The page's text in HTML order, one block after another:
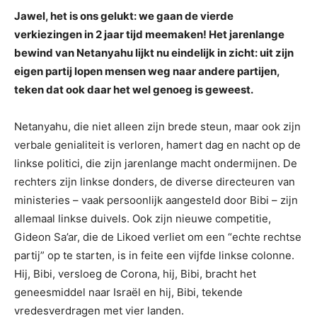
Jawel, het is ons gelukt: we gaan de vierde
verkiezingen in 2 jaar tijd meemaken! Het jarenlange
bewind van Netanyahu lijkt nu eindelijk in zicht: uit zijn
eigen partij lopen mensen weg naar andere partijen,
teken dat ook daar het wel genoeg is geweest.
Netanyahu, die niet alleen zijn brede steun, maar ook zijn
verbale genialiteit is verloren, hamert dag en nacht op de
linkse politici, die zijn jarenlange macht ondermijnen. De
rechters zijn linkse donders, de diverse directeuren van
ministeries – vaak persoonlijk aangesteld door Bibi – zijn
allemaal linkse duivels. Ook zijn nieuwe competitie,
Gideon Sa’ar, die de Likoed verliet om een “echte rechtse
partij” op te starten, is in feite een vijfde linkse colonne.
Hij, Bibi, versloeg de Corona, hij, Bibi, bracht het
geneesmiddel naar Israël en hij, Bibi, tekende
vredesverdragen met vier landen.